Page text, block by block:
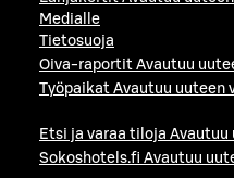
Medialle
Tietosuoja
Oiva-raportit Avautuu
Työpaikat Avautuu uuteen
Etsi ja varaa tiloja Avautuu
Sokoshotels.fi Avautuu